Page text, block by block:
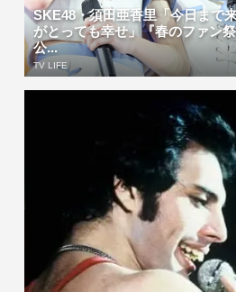
SKE48・須田亜香里「今日まで
がとっても幸せ」『春のファン
公...
TV LIFE